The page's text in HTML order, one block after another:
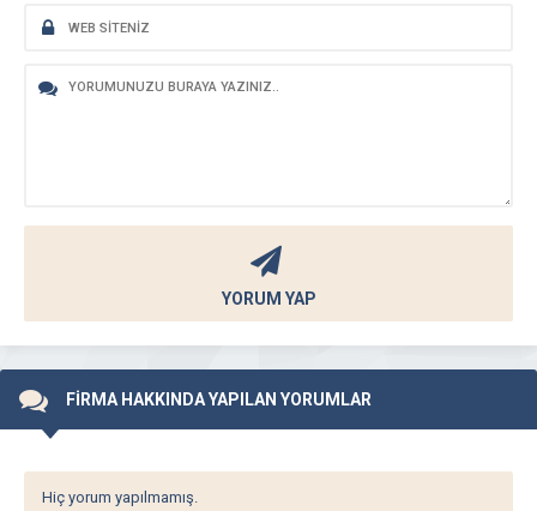
YORUM YAP
FİRMA HAKKINDA YAPILAN YORUMLAR
Hiç yorum yapılmamış.